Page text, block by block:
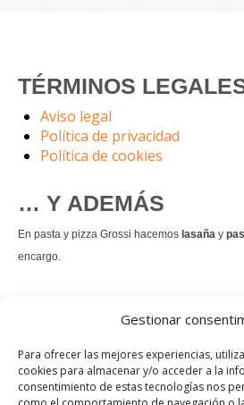
Gestionar
Para ofrecer las mejores experiencias,
cookies para almacenar y/o acceder a la
consentimiento de estas tecnologías nos
TÉRMINOS
Aviso legal
Política de privacidad
Política de cookies
… Y ADEMÁS
En pasta y pizza Grossi hacemos lasaña y
encargo.
es un permanente.
Pedir comida